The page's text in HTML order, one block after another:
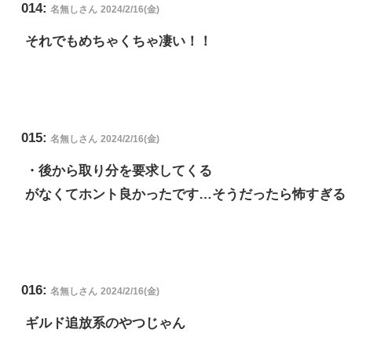
014: 名無しさん 2024/2/16(金)
それでもめちゃくちゃ凄い！！
015: 名無しさん 2024/2/16(金)
・後から取り分を要求してくる
がなくてホント良かったです…そうだったら怖すぎる
016: 名無しさん 2024/2/16(金)
ギルド追放系のやつじゃん